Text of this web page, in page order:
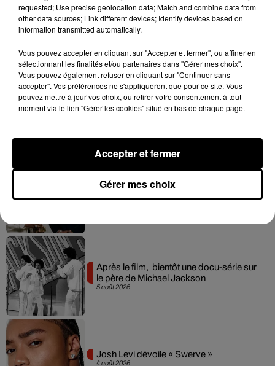
Hip-Hop News
Tayc et Didi B dévoilent le single le plus
dansant de l’année
Franglish et Keblack dévoilent une
session live surprise
5 août 2026
Après le film, bientôt une docu-série sur
le père de Michael Jackson
4 août 2026
Josh Levi dévoile « Swerve »
requested; Use precise geolocation data; Match and combine data from
other data sources; Link different devices; Identify devices based on
information transmitted automatically.
Vous pouvez accepter en cliquant sur "Accepter et fermer", ou affiner en
sélectionnant les finalités et/ou partenaires dans "Gérer mes choix".
Vous pouvez également refuser en cliquant sur "Continuer sans
accepter". Vos préférences ne s'appliqueront que pour ce site. Vous
pouvez mettre à jour vos choix, ou retirer votre consentement à tout
moment via le lien "Gérer les cookies" situé en bas de chaque page.
Gérer mes choix
Accepter et fermer